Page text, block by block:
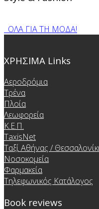
ΟΛΑ ΓΙΑ ΤΗ ΜΟΔΑ!
ΧΡΗΣΙΜΑ Links
Αεροδρόμια
Τρένα
Πλοία
Λεωφορεία
Κ.Ε.Π.
TaxisNet
Ταξί Αθήνας /
Νοσοκομεία
Φαρμακεία
Τηλεφωνικός Κατάλογος
Book reviews